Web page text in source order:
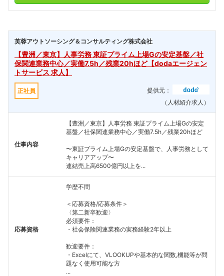
芙蓉アウトソーシング＆コンサルティング株式会社
【豊洲／東京】人事労務 東証プライム上場Gの安定基盤／社
保関連業務中心／実働7.5h／残業20hほど【dodaエージェン
トサービス 求人】
正社員
提供元：
（人材紹介求人）
仕事内容
【豊洲／東京】人事労務 東証プライム上場Gの安定
基盤／社保関連業務中心／実働7.5h／残業20hほど
〜東証プライム上場Gの安定基盤で、人事労務として
キャリアアップ〜
連結売上高6500億円以上を...
応募資格
学歴不問
＜応募資格/応募条件＞
〈第二新卒歓迎〉
必須要件：
・社会保険関連業務の実務経験2年以上
歓迎要件：
・Excelにて、VLOOKUPや基本的な関数,機能等が問
題なく使用可能な方
...